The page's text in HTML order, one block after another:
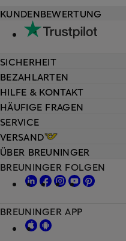
HILFE & KONTAKT
HÄUFIGE FRAGEN
SERVICE
VERSAND
KUNDENBEWERTUNG
SICHERHEIT
BEZAHLARTEN
ÜBER BREUNINGER
BREUNINGER FOLGEN
BREUNINGER APP